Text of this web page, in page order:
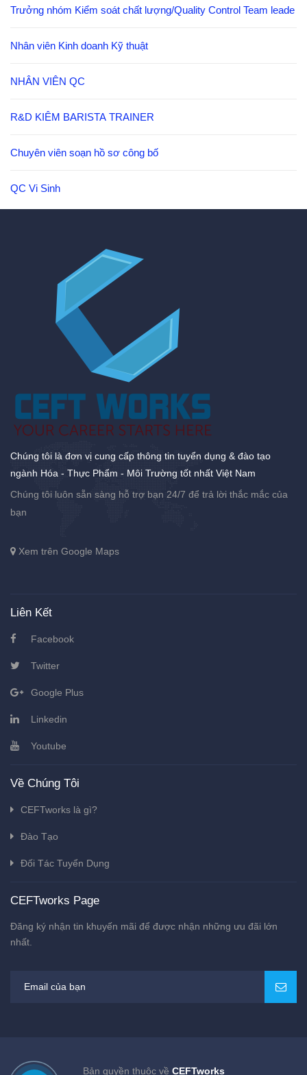
Trưởng nhóm Kiểm soát chất lượng/Quality Control Team leade
Nhân viên Kinh doanh Kỹ thuật
NHÂN VIÊN QC
R&D KIÊM BARISTA TRAINER
Chuyên viên soạn hồ sơ công bố
QC Vi Sinh
Chúng tôi là đơn vị cung cấp thông tin tuyển dụng & đào tạo
ngành Hóa - Thực Phẩm - Môi Trường tốt nhất Việt Nam
Chúng tôi luôn sẵn sàng hỗ trợ bạn 24/7 để trả lời thắc mắc của
bạn
Xem trên Google Maps
Liên Kết
Facebook
Twitter
Google Plus
Linkedin
Youtube
Về Chúng Tôi
CEFTworks là gì?
Đào Tạo
Đối Tác Tuyển Dụng
CEFTworks Page
Đăng ký nhận tin khuyến mãi để được nhận những ưu đãi lớn
nhất.
Bản quyền thuộc về CEFTworks